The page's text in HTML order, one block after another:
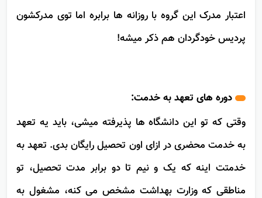
هاشون هم یکیه.
اعتبار مدرک این گروه با روزانه ها برابره اما توی مدرکشون
دوره های تعهد به خدمت:
وقتی که تو این دانشگاه ها پذیرفته میشی، باید یه تعهد
به خدمت محضری در ازای اون تحصیل رایگان بدی. تعهد به
خدمتت اینه که یک و نیم تا دو برابر مدت تحصیل، تو